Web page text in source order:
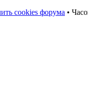
cookies форума •